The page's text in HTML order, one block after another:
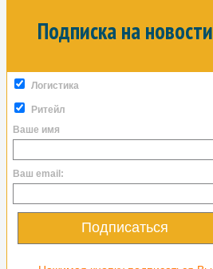
Подписка на новости
Логистика
Ритейл
Ваше имя
Ваш email:
Подписаться